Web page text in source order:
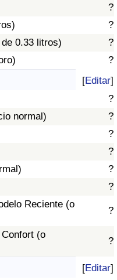
?
?
0.33 litros)
?
?
[Editar]
?
normal)
?
?
?
?
?
Reciente (o
?
(o
?
[Editar]